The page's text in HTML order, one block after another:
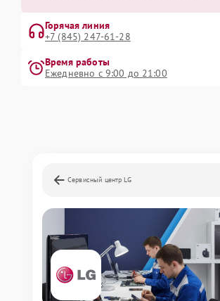
Горячая линия
+7 (845) 247-61-28
Время работы
Ежедневно с 9:00 до 21:00
Сервисный центр LG